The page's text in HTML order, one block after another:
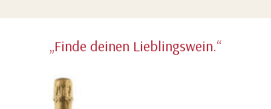
„Finde deinen Lieblingswein.“